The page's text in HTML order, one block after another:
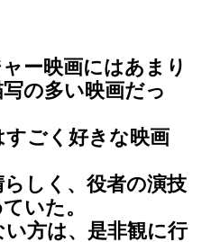
ー映画にはあまり
の多い映画だっ
ごく好きな映画
しく、役者の演技
いた。
方は、是非観に行